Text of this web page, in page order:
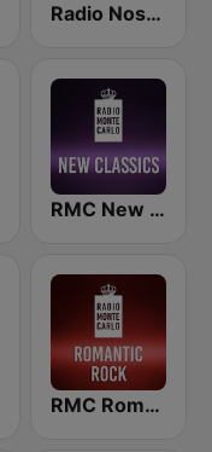
Radio Nostalgia
RMC New Classics
RMC Romantic Rock